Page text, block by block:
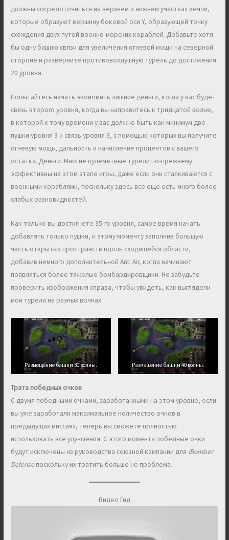
должны сосредоточиться на верхнем и нижнем участках земли,
которые образуют вершину боковой оси Y, образующей точку
схождения двух путей военно-морских кораблей. Добавьте хотя
бы одну башню связи для увеличения огневой мощи на северной
стороне и разверните противовоздушную турель до достижения
20 уровня.
Попытайтесь начать экономить лишние деньги, когда у вас будет
связь второго уровня, когда вы направитесь к тридцатой волне,
в которой к тому времени у вас должно быть как минимум две
пушки уровня 3 и связь уровня 3, с помощью которых вы получите
огневую мощь, дальность и начисление процентов с вашего
остатка. Деньги. Многие пулеметные турели по-прежнему
эффективны на этом этапе игры, даже если они сталкиваются с
военными кораблями, поскольку здесь все еще есть много более
слабых разновидностей.
Как только вы достигнете 35-го уровня, самое время начать
добавлять только пушки, к этому моменту заполнив большую
часть открытых пространств вдоль сходящейся области,
добавив немного дополнительной Anti Air, когда начинают
появляться более тяжелые бомбардировщики. Не забудьте
проверить изображения справа, чтобы увидеть, как выглядели
мои турели на разных волнах.
Размещение башни 30 волны. Размещение башни 40 волны.
Трата победных очков
С двумя победными очками, заработанными на этом уровне, если
вы уже заработали максимальное количество очков в
предыдущих миссиях, теперь вы сможете полностью
использовать все улучшения. С этого момента победные очки
будут исключены из руководства союзной кампании для iBomber
Defenseпоскольку их тратить больше не проблема.
Видео Гид